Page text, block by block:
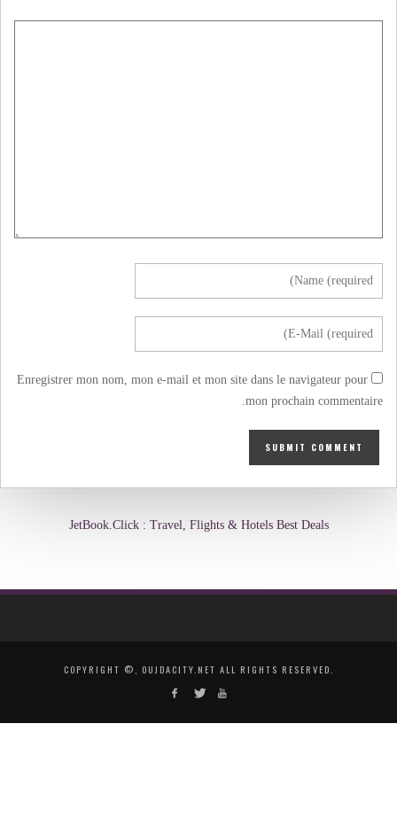
Enregistrer mon nom, mon e-mail et mon site dans le navigateur pour
mon prochain commentaire.
JetBook.Click : Travel, Flights & Hotels Best Deals
COPYRIGHT ©, OUJDACITY.NET ALL RIGHTS RESERVED.